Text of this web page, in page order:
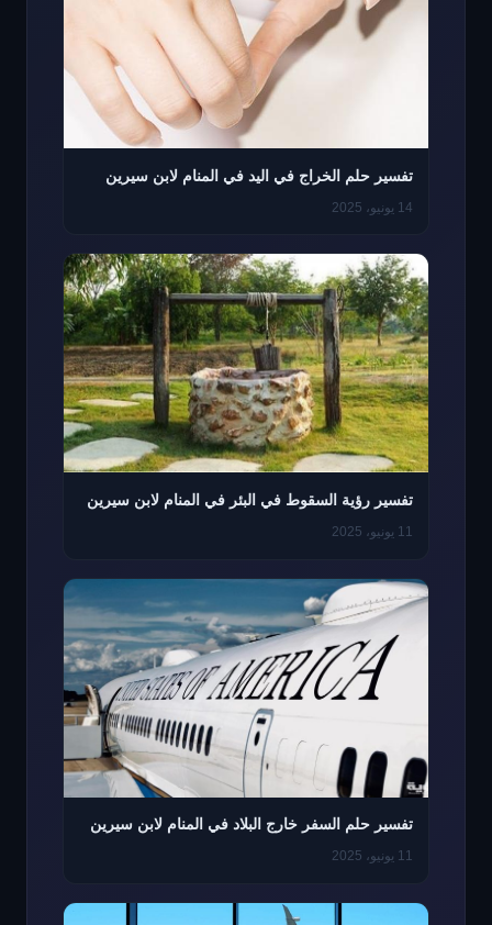
تفسير حلم الخراج في اليد في المنام لابن سيرين
14 يونيو، 2025
تفسير رؤية السقوط في البئر في المنام لابن سيرين
11 يونيو، 2025
تفسير حلم السفر خارج البلاد في المنام لابن سيرين
11 يونيو، 2025